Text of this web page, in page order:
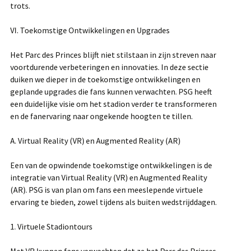
trots.
VI. Toekomstige Ontwikkelingen en Upgrades
Het Parc des Princes blijft niet stilstaan in zijn streven naar
voortdurende verbeteringen en innovaties. In deze sectie
duiken we dieper in de toekomstige ontwikkelingen en
geplande upgrades die fans kunnen verwachten. PSG heeft
een duidelijke visie om het stadion verder te transformeren
en de fanervaring naar ongekende hoogten te tillen.
A. Virtual Reality (VR) en Augmented Reality (AR)
Een van de opwindende toekomstige ontwikkelingen is de
integratie van Virtual Reality (VR) en Augmented Reality
(AR). PSG is van plan om fans een meeslepende virtuele
ervaring te bieden, zowel tijdens als buiten wedstrijddagen.
1. Virtuele Stadiontours